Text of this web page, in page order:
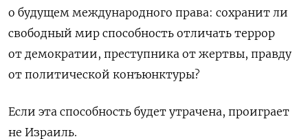
о будущем международного права: сохранит ли
свободный мир способность отличать террор
от демократии, преступника от жертвы, правду
от политической конъюнктуры?
Если эта способность будет утрачена, проиграет
не Израиль.